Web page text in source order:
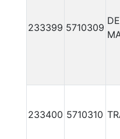
233399 5710309
233400 5710310